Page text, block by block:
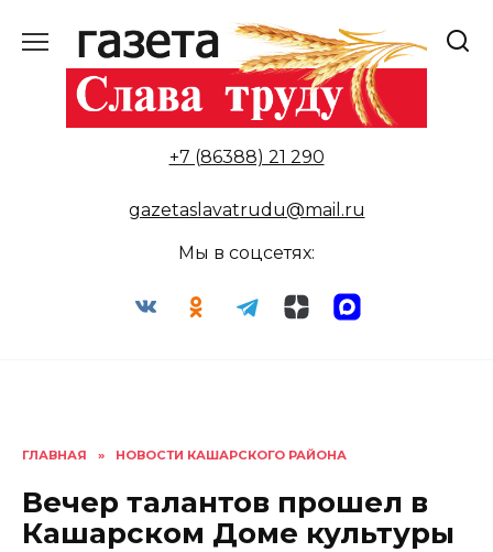
содержанию
+7 (86388) 21 290
gazetaslavatrudu@mail.ru
Мы в соцсетях:
ГЛАВНАЯ » НОВОСТИ КАШАРСКОГО РАЙОНА
Вечер талантов прошел в
Кашарском Доме культуры